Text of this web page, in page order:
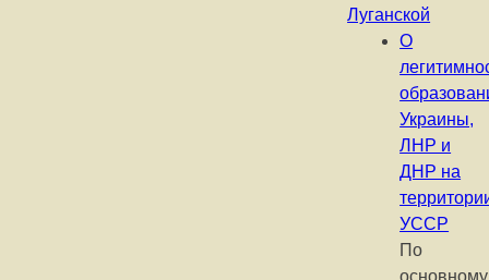
Луганской
О
Украины,
ЛНР и
ДНР на
УССР
По
основному